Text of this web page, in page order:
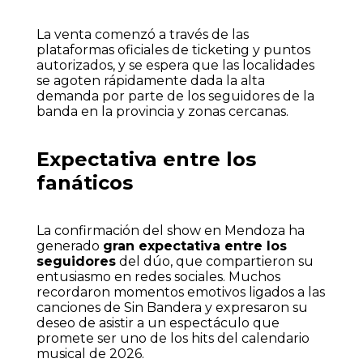
La venta comenzó a través de las
plataformas oficiales de ticketing y puntos
autorizados, y se espera que las localidades
se agoten rápidamente dada la alta
demanda por parte de los seguidores de la
banda en la provincia y zonas cercanas.
Expectativa entre los
fanáticos
La confirmación del show en Mendoza ha
generado gran expectativa entre los
seguidoresdel dúo, que compartieron su
entusiasmo en redes sociales. Muchos
recordaron momentos emotivos ligados a las
canciones de Sin Bandera y expresaron su
deseo de asistir a un espectáculo que
promete ser uno de los hits del calendario
musical de 2026.